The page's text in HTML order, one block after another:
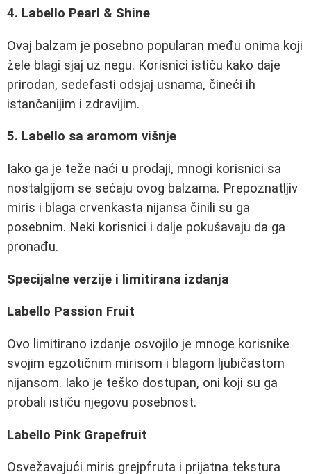
4. Labello Pearl & Shine
Ovaj balzam je posebno popularan među onima koji
žele blagi sjaj uz negu. Korisnici ističu kako daje
prirodan, sedefasti odsjaj usnama, čineći ih
istančanijim i zdravijim.
5. Labello sa aromom višnje
Iako ga je teže naći u prodaji, mnogi korisnici sa
nostalgijom se sećaju ovog balzama. Prepoznatljiv
miris i blaga crvenkasta nijansa činili su ga
posebnim. Neki korisnici i dalje pokušavaju da ga
pronađu.
Specijalne verzije i limitirana izdanja
Labello Passion Fruit
Ovo limitirano izdanje osvojilo je mnoge korisnike
svojim egzotičnim mirisom i blagom ljubičastom
nijansom. Iako je teško dostupan, oni koji su ga
probali ističu njegovu posebnost.
Labello Pink Grapefruit
Osvežavajući miris grejpfruta i prijatna tekstura